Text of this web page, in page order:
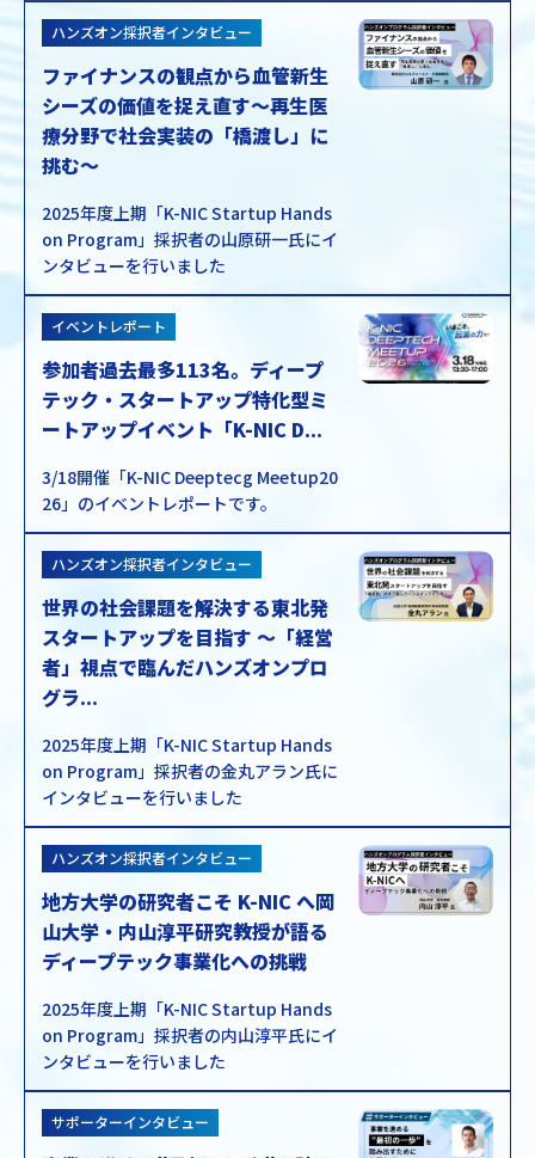
ハンズオン採択者インタビュー
ファイナンスの観点から血管新生
シーズの価値を捉え直す～再生医
療分野で社会実装の「橋渡し」に
挑む～
2025年度上期「K-NIC Startup Hands
on Program」採択者の山原研一氏にイ
ンタビューを行いました
イベントレポート
参加者過去最多113名。ディープ
テック・スタートアップ特化型ミ
ートアップイベント「K-NIC D...
3/18開催「K-NIC Deeptecg Meetup20
26」のイベントレポートです。
ハンズオン採択者インタビュー
世界の社会課題を解決する東北発
スタートアップを目指す ～「経営
者」視点で臨んだハンズオンプロ
グラ...
2025年度上期「K-NIC Startup Hands
on Program」採択者の金丸アラン氏に
インタビューを行いました
ハンズオン採択者インタビュー
地方大学の研究者こそ K-NIC へ岡
山大学・内山淳平研究教授が語る
ディープテック事業化への挑戦
2025年度上期「K-NIC Startup Hands
on Program」採択者の内山淳平氏にイ
ンタビューを行いました
サポーターインタビュー